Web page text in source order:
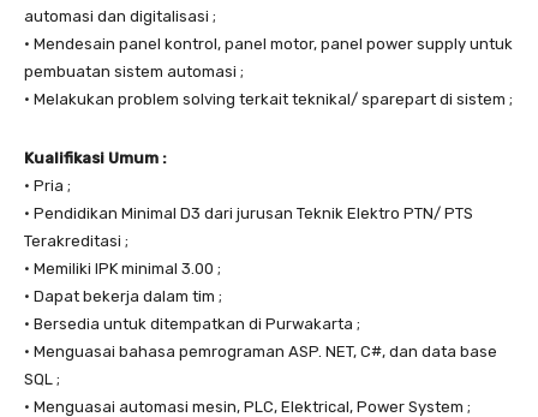
automasi dan digitalisasi ;
• Mendesain panel kontrol, panel motor, panel power supply untuk
pembuatan sistem automasi ;
• Melakukan problem solving terkait teknikal/ sparepart di sistem ;
Kualifikasi Umum :
• Pria ;
• Pendidikan Minimal D3 dari jurusan Teknik Elektro PTN/ PTS
Terakreditasi ;
• Memiliki IPK minimal 3.00 ;
• Dapat bekerja dalam tim ;
• Bersedia untuk ditempatkan di Purwakarta ;
• Menguasai bahasa pemrograman ASP. NET, C#, dan data base
SQL ;
• Menguasai automasi mesin, PLC, Elektrical, Power System ;